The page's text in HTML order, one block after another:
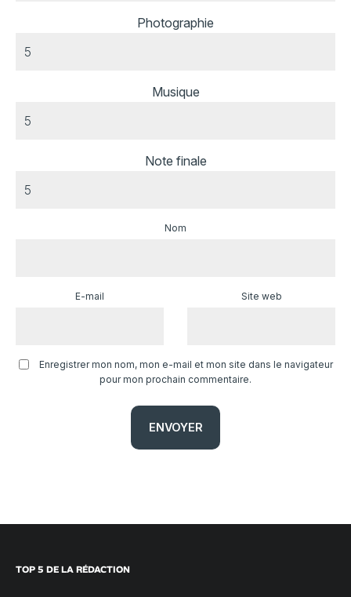
Photographie
Musique
Note finale
Nom
E-mail Site web
Enregistrer mon nom, mon e-mail et mon site dans le navigateur
pour mon prochain commentaire.
TOP 5 DE LA RÉDACTION